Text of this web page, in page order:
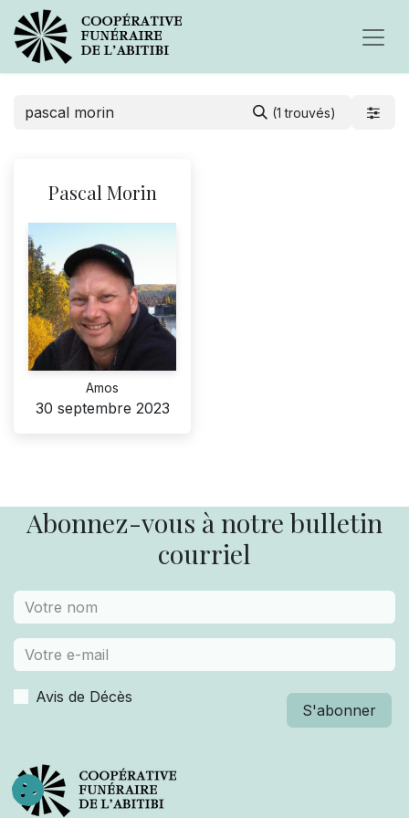
(1 trouvés)
Pascal Morin
Amos
30 septembre 2023
Abonnez-vous à notre bulletin
courriel
Avis de Décès
S'abonner